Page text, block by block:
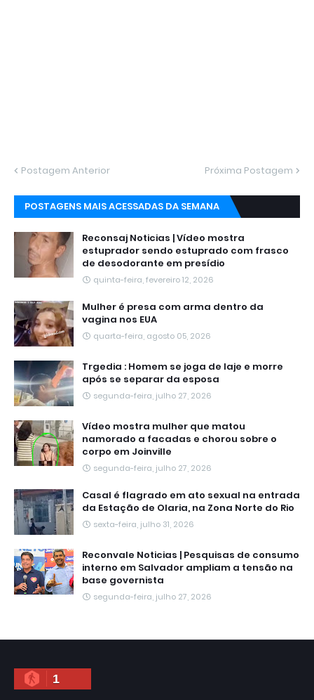
Postagem Anterior Próxima Postagem
POSTAGENS MAIS ACESSADAS DA SEMANA
Reconsaj Noticias | Vídeo mostra
estuprador sendo estuprado com frasco
de desodorante em presídio
quinta-feira, fevereiro 12, 2026
Mulher é presa com arma dentro da
vagina nos EUA
quarta-feira, agosto 05, 2026
Trgedia : Homem se joga de laje e morre
após se separar da esposa
segunda-feira, julho 27, 2026
Vídeo mostra mulher que matou
namorado a facadas e chorou sobre o
corpo em Joinville
segunda-feira, julho 27, 2026
Casal é flagrado em ato sexual na entrada
da Estação de Olaria, na Zona Norte do Rio
sexta-feira, julho 31, 2026
Reconvale Noticias | Pesquisas de consumo
interno em Salvador ampliam a tensão na
base governista
segunda-feira, julho 27, 2026
1